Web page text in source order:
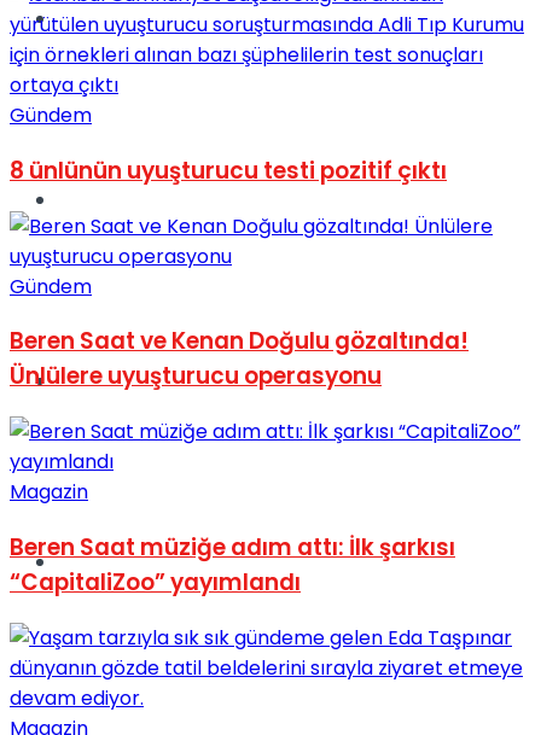
Türkiye
Sinema
Tatil
No Result
Gündem
8 ünlünün uyuşturucu testi pozitif çıktı
Gündem
Beren Saat ve Kenan Doğulu gözaltında!
Ünlülere uyuşturucu operasyonu
Magazin
Beren Saat müziğe adım attı: İlk şarkısı
“CapitaliZoo” yayımlandı
Magazin